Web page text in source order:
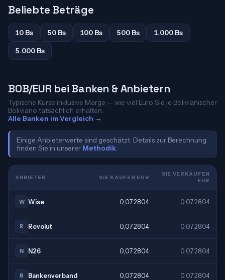
Beliebte Beträge
10 Bs 50 Bs 100 Bs 500 Bs
1.000 Bs
5.000 Bs
BOB/EUR bei Banken & Anbietern
Typische Kurse inklusive Marge — wie viel Euro Sie je Bolivianischer
Boliviano tatsächlich erhalten.
Alle Banken im Vergleich →
Einige Anbieterwerte sind geschätzt. Details zur Berechnung
finden Sie in unserer Methodik
ANBIETER SIE KAUFEN EUR
SIE VERKAUFEN
EUR
W Wise 0,072804 0,072804
R Revolut 0,072804 0,072804
N N26 0,072804 0,072804
B Bankenverband 0,072804 0,072804